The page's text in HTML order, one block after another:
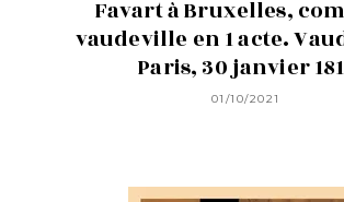
Favart à Bruxelles,
vaudeville en 1 acte.
Paris, 30 janvier
01/10/2021